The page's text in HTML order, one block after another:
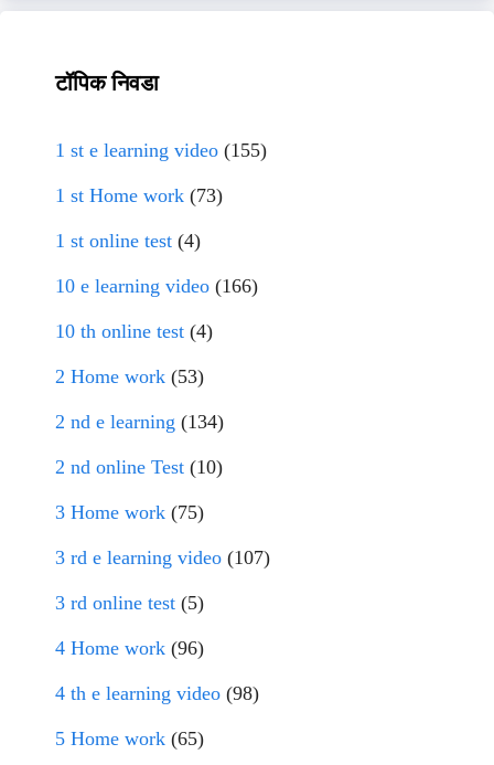
टॉपिक निवडा
1 st e learning video (155)
1 st Home work (73)
1 st online test (4)
10 e learning video (166)
10 th online test (4)
2 Home work (53)
2 nd e learning (134)
2 nd online Test (10)
3 Home work (75)
3 rd e learning video (107)
3 rd online test (5)
4 Home work (96)
4 th e learning video (98)
5 Home work (65)